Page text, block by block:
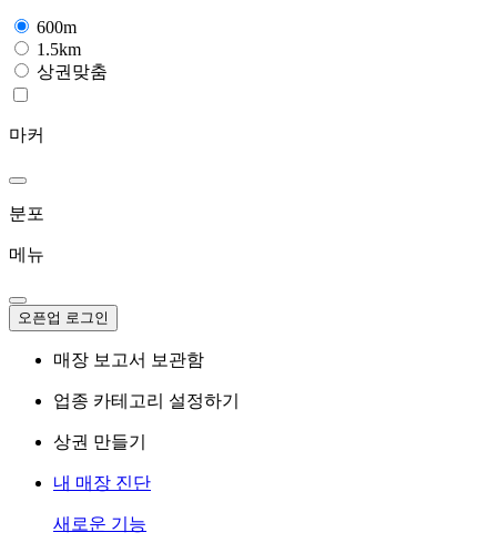
600m
1.5km
상권맞춤
마커
분포
메뉴
오픈업 로그인
매장 보고서 보관함
업종 카테고리 설정하기
상권 만들기
내 매장 진단
새로운 기능